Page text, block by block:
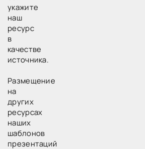
укажите
наш
ресурс
в
качестве
источника.
Размещение
на
других
ресурсах
наших
шаблонов
презентаций